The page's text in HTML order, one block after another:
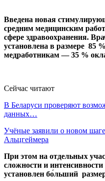
Введена новая
средним медицинским
сфере здравоохранения.
установлена в размере 85
медработникам — 35 %
Сейчас читают
В Беларуси проверяют
данных…
Учёные заявили о новом
Альцгеймера
При этом на отдельных
сложности и
установлен бо́льший